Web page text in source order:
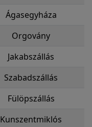
Ágasegyháza
Orgovány
Jakabszállás
Szabadszállás
Fülöpszállás
Kunszentmiklós